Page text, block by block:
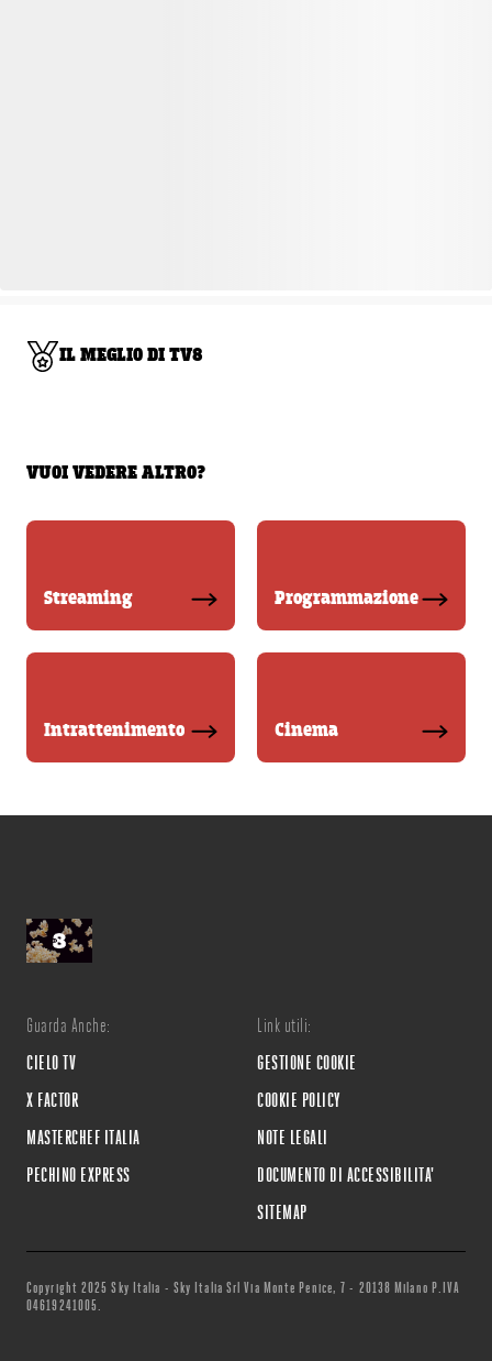
IL MEGLIO DI TV8
VUOI VEDERE ALTRO?
Streaming Programmazione
Intrattenimento Cinema
Guarda Anche:
CIELO TV
X FACTOR
MASTERCHEF ITALIA
PECHINO EXPRESS
Link utili:
GESTIONE COOKIE
COOKIE POLICY
NOTE LEGALI
DOCUMENTO DI ACCESSIBILITA'
SITEMAP
Copyright 2025 Sky Italia - Sky Italia Srl Via Monte Penice, 7 - 20138 Milano P.IVA
04619241005.